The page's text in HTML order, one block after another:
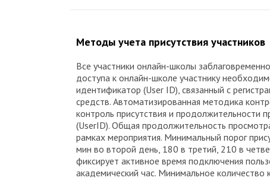
Методы учета присутствия участников
Все участники онлайн-школы
доступа к онлайн-школе участнику
идентификатор (User ID), связанный с
средств. Автоматизированная методика
контроль присутствия и продолжительности
(UserID). Общая продолжительность
рамках мероприятия. Минимальный порог
мин во второй день, 180 в третий, 210 в
фиксирует активное время подключения
академический час. Минимальное